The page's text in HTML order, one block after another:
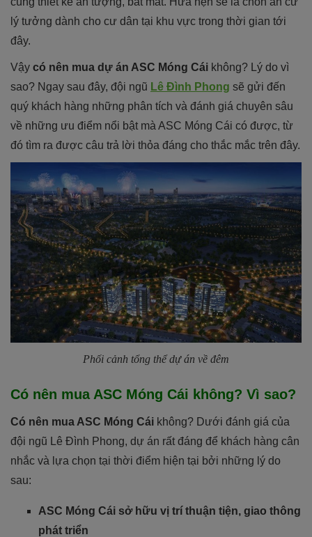
lý tưởng dành cho cư dân tại khu vực trong thời gian tới
đây.
Vậy có nên mua dự án ASC Móng Cái không? Lý do vì
sao? Ngay sau đây, đội ngũ Lê Đình Phong sẽ gửi đến
quý khách hàng những phân tích và đánh giá chuyên sâu
về những ưu điểm nổi bật mà ASC Móng Cái có được, từ
đó tìm ra được câu trả lời thỏa đáng cho thắc mắc trên đây.
Phối cảnh tổng thể dự án về đêm
Có nên mua ASC Móng Cái không? Vì sao?
Có nên mua ASC Móng Cái không? Dưới đánh giá của
đội ngũ Lê Đình Phong, dự án rất đáng để khách hàng cân
nhắc và lựa chọn tại thời điểm hiện tại bởi những lý do
sau:
ASC Móng Cái sở hữu vị trí thuận tiện, giao thông
phát triển